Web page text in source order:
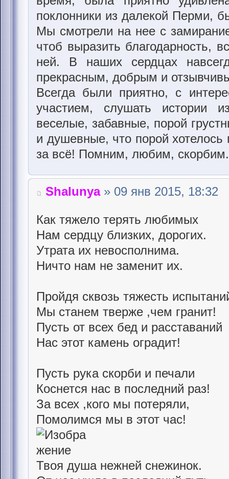
поклонники из далекой Перми,
Мы смотрели на нее с
чтоб выразить благодарность,
ней. В наших сердцах
прекрасным, добрым и
Всегда были приятно, с
участием, слушать
веселые, забавные, порой
и душевные, что порой
за всё! Помним, любим,
Shalunya» 09 янв 2015, 18:32
Как тяжело терять любимых
Нам сердцу близких, дорогих.
Утрата их невосполнима.
Ничто нам не заменит их.
Пройдя сквозь тяжесть
Мы станем тверже ,чем гранит!
Пусть от всех бед и расставаний
Нас этот камень оградит!
Пусть рука скорби и печали
Коснется нас в последний раз!
За всех ,кого мы потеряли,
Помолимся мы в этот час!
Твоя душа нежней снежинок.